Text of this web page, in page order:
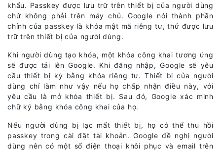
khẩu. Passkey được lưu trữ trên thiết bị của người dùng
chứ không phải trên máy chủ. Google nói thành phần
chính của passkey là khóa mật mã riêng tư, thứ được lưu
trữ trên thiết bị của người dùng.
Khi người dùng tạo khóa, một khóa công khai tương ứng
sẽ được tải lên Google. Khi đăng nhập, Google sẽ yêu
cầu thiết bị ký bằng khóa riêng tư. Thiết bị của người
dùng chỉ làm như vậy nếu họ chấp nhận điều này, với
yêu cầu là mở khóa thiết bị. Sau đó, Google xác minh
chữ ký bằng khóa công khai của họ.
Nếu người dùng bị lạc mất thiết bị, họ có thể thu hồi
passkey trong cài đặt tài khoản. Google đề nghị người
dùng nên có một số điện thoại khôi phục và email trên